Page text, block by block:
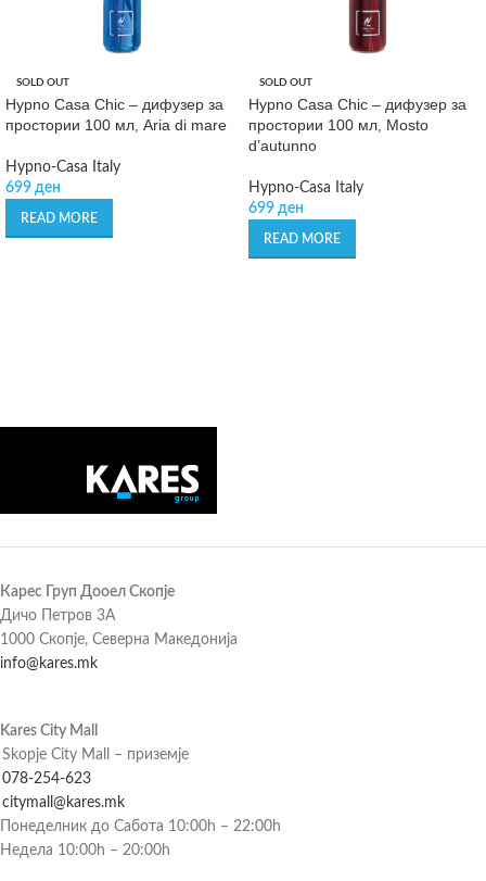
SOLD OUT
Hypno Casa Chic – дифузер за
простории 100 мл, Aria di mare
Hypno-Casa Italy
699 ден
READ MORE
SOLD OUT
Hypno Casa Chic – дифузер за
простории 100 мл, Mosto
d’autunno
Hypno-Casa Italy
699 ден
READ MORE
Карес Груп Дооел Скопје
Дичо Петров 3А
1000 Скопје, Северна Македонија
info@kares.mk
Kares City Mall
Skopje City Mall – приземје
078-254-623
citymall@kares.mk
Понеделник до Сабота 10:00h – 22:00h
Недела 10:00h – 20:00h